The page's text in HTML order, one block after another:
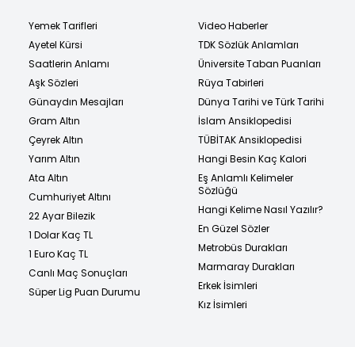
Yemek Tarifleri
Ayetel Kürsi
Saatlerin Anlamı
Aşk Sözleri
Günaydın Mesajları
Gram Altın
Çeyrek Altın
Yarım Altın
Ata Altın
Cumhuriyet Altını
22 Ayar Bilezik
1 Dolar Kaç TL
1 Euro Kaç TL
Canlı Maç Sonuçları
Süper Lig Puan Durumu
Video Haberler
TDK Sözlük Anlamları
Üniversite Taban Puanları
Rüya Tabirleri
Dünya Tarihi ve Türk Tarihi
İslam Ansiklopedisi
TÜBİTAK Ansiklopedisi
Hangi Besin Kaç Kalori
Eş Anlamlı Kelimeler
Sözlüğü
Hangi Kelime Nasıl Yazılır?
En Güzel Sözler
Metrobüs Durakları
Marmaray Durakları
Erkek İsimleri
Kız İsimleri